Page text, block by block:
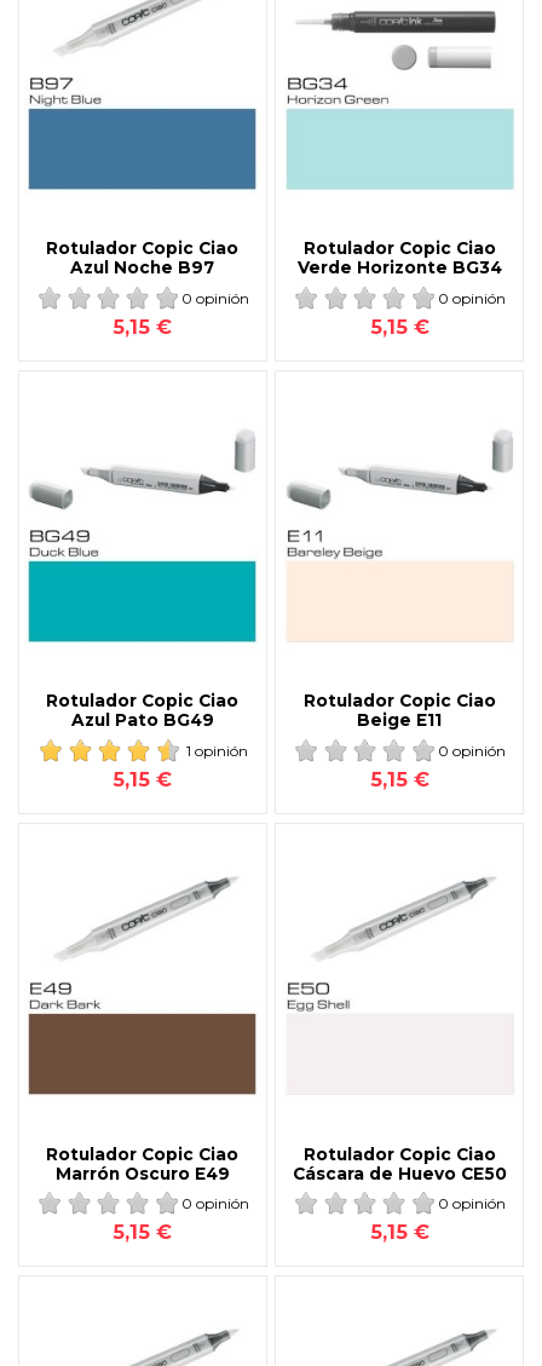
Rotulador Copic Ciao
Azul Noche B97
0 opinión
5,15 €
Rotulador Copic Ciao
Verde Horizonte BG34
0 opinión
5,15 €
Rotulador Copic Ciao
Azul Pato BG49
1 opinión
5,15 €
Rotulador Copic Ciao
Beige E11
0 opinión
5,15 €
Rotulador Copic Ciao
Marrón Oscuro E49
0 opinión
5,15 €
Rotulador Copic Ciao
Cáscara de Huevo CE50
0 opinión
5,15 €